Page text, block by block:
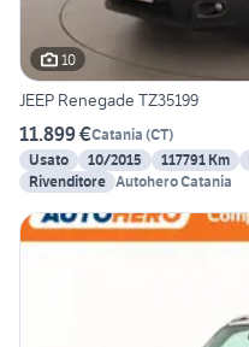
10
JEEP Renegade TZ35199
11.899 €Catania (CT)
Usato
10/2015 117791 Km
Rivenditore Autohero Catania